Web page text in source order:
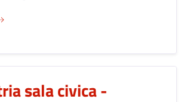
PLANIMETRIA SALA BORGO D'ORO -
sala civica -